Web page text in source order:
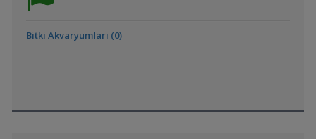
Bitki Akvaryumları (0)